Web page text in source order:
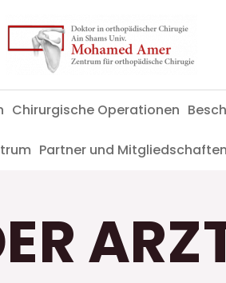
Chirurgische Operationen
Partner und Mitgliedschaften